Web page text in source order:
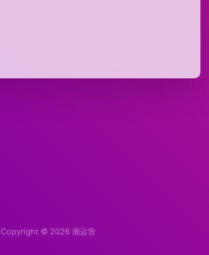
Copyright © 2026 潮运营